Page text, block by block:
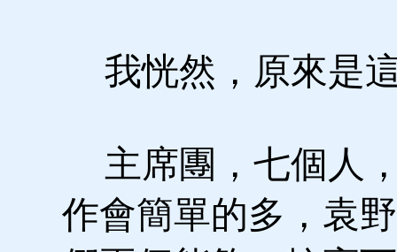
我恍然，原來是
主席團，七個人
作會簡單的多，袁